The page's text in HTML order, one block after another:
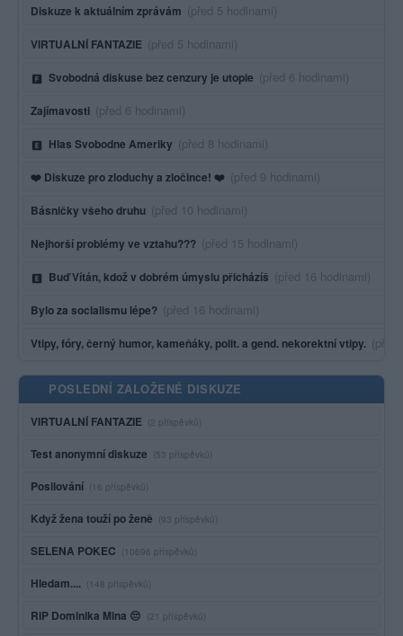
Diskuze k aktuálním zprávám Poslední aktivita:
(před 5 hodinami)
VIRTUALNÍ FANTAZIE Poslední aktivita:
(před 5 hodinami)
Svobodná diskuse bez cenzury je utopie Poslední aktivita:
(před 6 hodinami)
Zajímavosti Poslední aktivita:
(před 6 hodinami)
Hlas Svobodne Ameriky Poslední aktivita:
(před 8 hodinami)
❤️ Diskuze pro zloduchy a zločince! ❤️ Poslední aktivita:
(před 9 hodinami)
Básničky všeho druhu Poslední aktivita:
(před 10 hodinami)
Nejhorší problémy ve vztahu??? Poslední aktivita:
(před 15 hodinami)
Buď Vítán, kdož v dobrém úmyslu přicházíš Poslední aktivita:
(před 16 hodinami)
Bylo za socialismu lépe? Poslední aktivita:
(před 16 hodinami)
Vtipy, fóry, černý humor, kameňáky, polit. a gend. nekorektní vtipy. (před
POSLEDNÍ ZALOŽENÉ DISKUZE
VIRTUALNÍ FANTAZIE (2 příspěvků)
Test anonymní diskuze (53 příspěvků)
Posilování (16 příspěvků)
Když žena touží po ženě (93 příspěvků)
SELENA POKEC (10696 příspěvků)
Hledam.... (148 příspěvků)
RIP Dominika Mina 😔 (21 příspěvků)